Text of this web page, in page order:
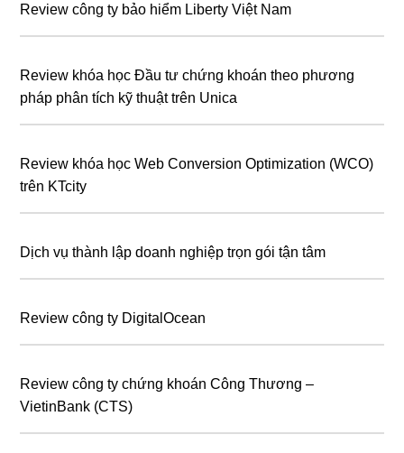
Review công ty bảo hiểm Liberty Việt Nam
Review khóa học Đầu tư chứng khoán theo phương
pháp phân tích kỹ thuật trên Unica
Review khóa học Web Conversion Optimization (WCO)
trên KTcity
Dịch vụ thành lập doanh nghiệp trọn gói tận tâm
Review công ty DigitalOcean
Review công ty chứng khoán Công Thương –
VietinBank (CTS)